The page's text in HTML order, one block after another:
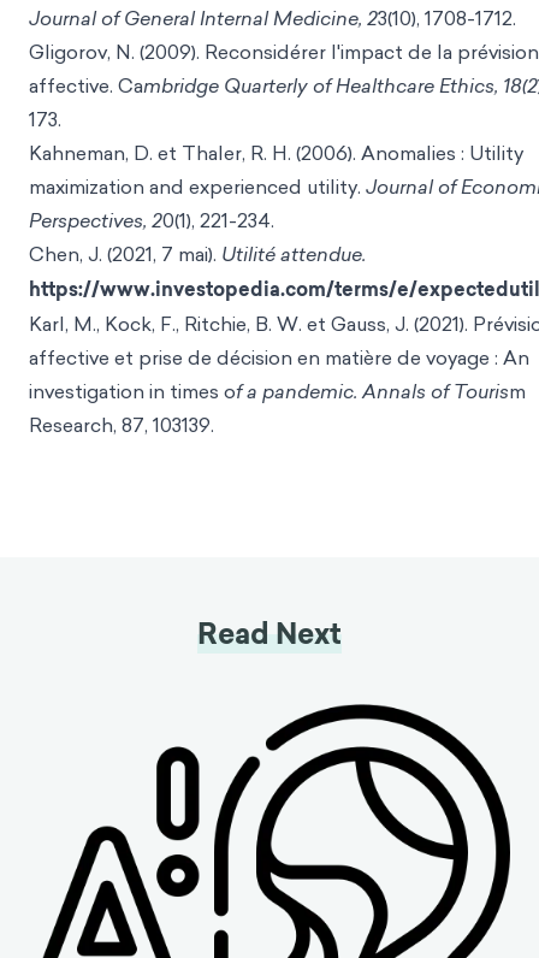
Journal of General Internal Medicine, 23(10), 1708-1712.
Gligorov, N. (2009). Reconsidérer l'impact de la prévision
affective. Cambridge Quarterly of Healthcare Ethics, 18(2
173.
Kahneman, D. et Thaler, R. H. (2006). Anomalies : Utility
maximization and experienced utility. Journal of
Perspectives, 20(1), 221-234.
Chen, J. (2021, 7 mai). Utilité attendue.
https://www.investopedia.com/terms/e/
Karl, M., Kock, F., Ritchie, B. W. et Gauss, J. (2021).
affective et prise de décision en matière de voyage : An
investigation in times of a pandemic. Annals of Tourism
Research, 87, 103139.
Read Next